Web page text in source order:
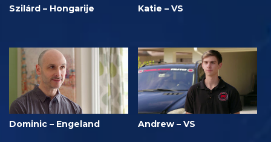
Szilárd – Hongarije Katie – VS
Dominic – Engeland Andrew – VS